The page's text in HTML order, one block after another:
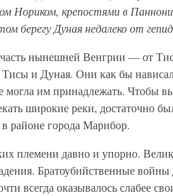
Нориком, крепостями в
берегу Дуная недалеко от
нынешней Венгрии — от
Тисы и Дуная. Они как бы
могла им принадлежать. Чтобы
широкие реки, достаточно
районе города Марибор.
племени давно и упорно.
Братоубийственные
всегда оказывалось слабее